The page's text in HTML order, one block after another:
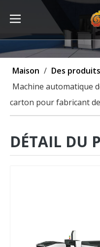
Maison / Des produits
Machine automatique
carton pour fabricant
DÉTAIL DU